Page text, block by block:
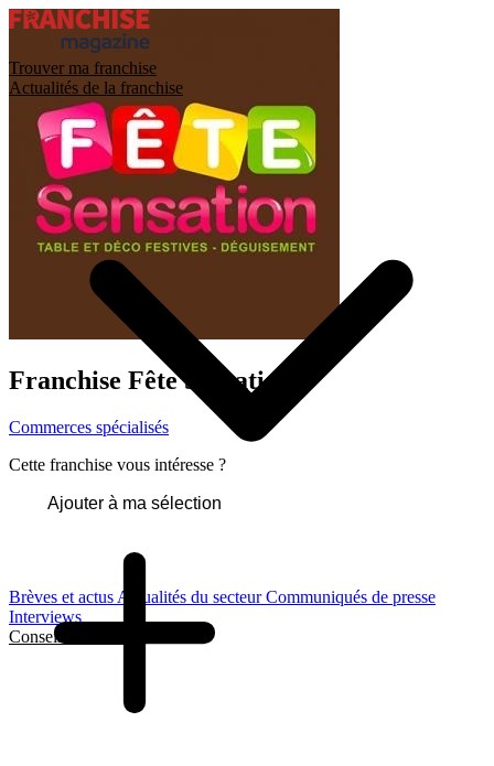
Trouver ma franchise
Actualités de la franchise
Brèves et actus Actualités du secteurCommuniqués de presse
Interviews
Conseils et Guides
Franchise Fête Sensation
Commerces spécialisés
Cette franchise vous intéresse ?
Ajouter à ma sélection